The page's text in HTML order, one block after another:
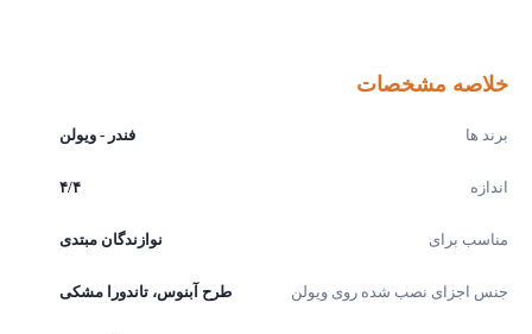
خلاصه مشخصات
برند ها فندر - ویولن
اندازه
مناسب برای نوازندگان مبتدی
جنس اجزای نصب شده روی ویولن طرح آبنوس، تاندورا مشکی